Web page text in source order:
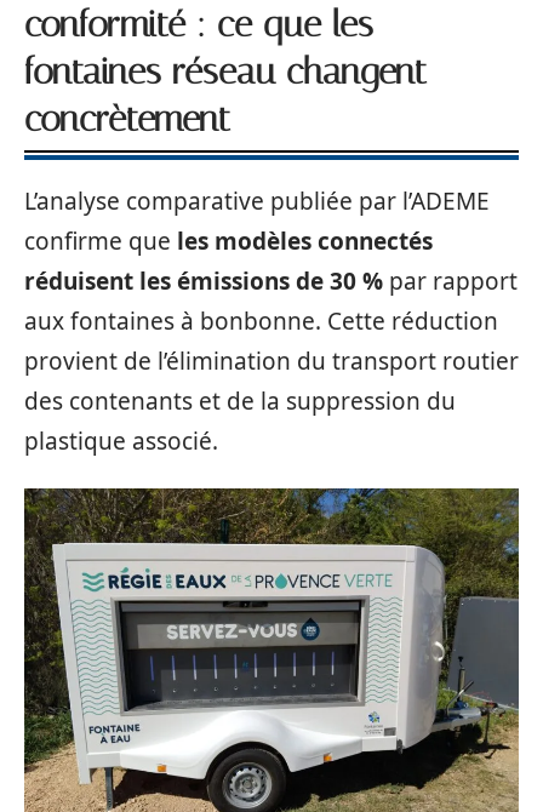
conformité : ce que les
fontaines réseau changent
concrètement
L’analyse comparative publiée par l’ADEME
confirme que les modèles connectés
réduisent les émissions de 30 % par rapport
aux fontaines à bonbonne. Cette réduction
provient de l’élimination du transport routier
des contenants et de la suppression du
plastique associé.